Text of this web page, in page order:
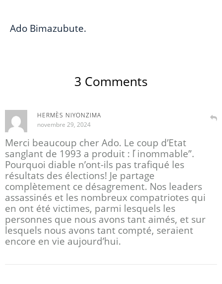
Ado Bimazubute.
3 Comments
HERMÈS NIYONZIMA
novembre 29, 2024
Merci beaucoup cher Ado. Le coup d’Etat
sanglant de 1993 a produit : l ́inommable”.
Pourquoi diable n’ont-ils pas trafiqué les
résultats des élections! Je partage
complètement ce désagrement. Nos leaders
assassinés et les nombreux compatriotes qui
en ont été victimes, parmi lesquels les
personnes que nous avons tant aimés, et sur
lesquels nous avons tant compté, seraient
encore en vie aujourd’hui.